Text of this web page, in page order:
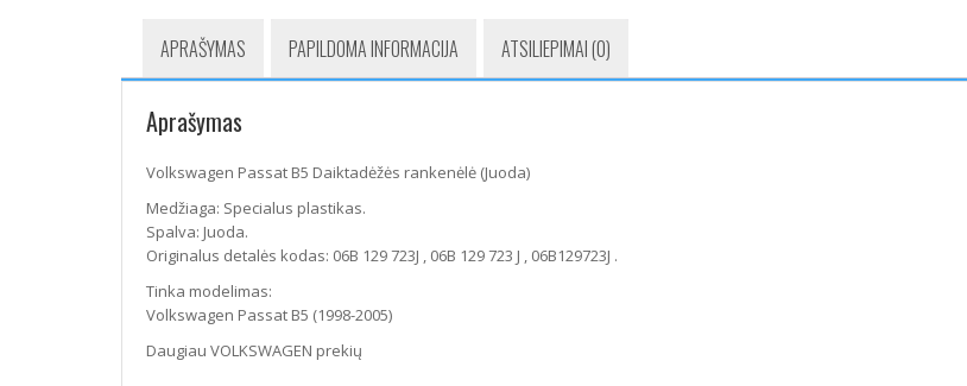
APRAŠYMAS PAPILDOMA INFORMACIJA ATSILIEPIMAI (0)
Aprašymas
Volkswagen Passat B5 Daiktadėžės rankenėlė (Juoda)
Medžiaga: Specialus plastikas.
Spalva: Juoda.
Originalus detalės kodas: 06B 129 723J , 06B 129 723 J , 06B129723J .
Tinka modelimas:
Volkswagen Passat B5 (1998-2005)
Daugiau VOLKSWAGEN prekių